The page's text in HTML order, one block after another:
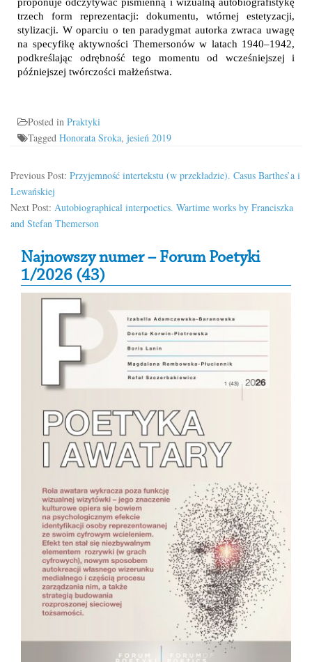
trzech form reprezentacji: dokumentu, wtórnej estetyzacji,
stylizacji. W oparciu o ten paradygmat autorka zwraca uwagę
na specyfikę aktywności Themersonów w latach 1940–1942,
podkreślając odrębność tego momentu od wcześniejszej i
późniejszej twórczości małżeństwa.
Posted in Praktyki
Tagged Honorata Sroka, jesień 2019
Previous Post: Przyjemność intertekstu (w przekładzie). Casus Barthes’a i
Lewańskiej
Next Post: Autobiographical interpoetics. Wartime works by Franciszka
and Stefan Themerson
Secondary Sidebar
Najnowszy numer – Forum Poetyki
1/2026 (43)